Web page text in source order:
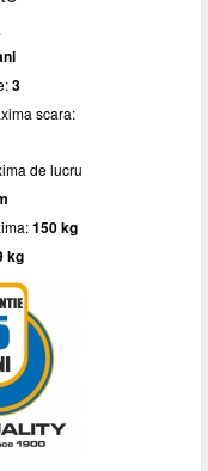
3
scara:
de lucru
150 kg
kg